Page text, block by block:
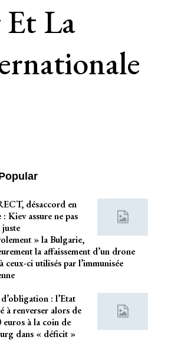
La
désaccord en
Kiev assure ne pas
» la Bulgarie,
la affaissement d’un drone
ceux-ci utilisés par l’immunisée
: l’Etat
à renverser alors de
euros à la coin de
dans « déficit »